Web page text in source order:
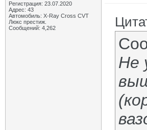
Регистрация: 23.07.2020
Адрес: 43
Автомобиль: X-Ray Cross CVT
Люкс престиж.
Сообщений: 4,262
Не